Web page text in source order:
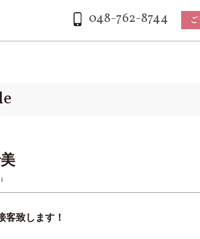
048-762-8744
客致します！